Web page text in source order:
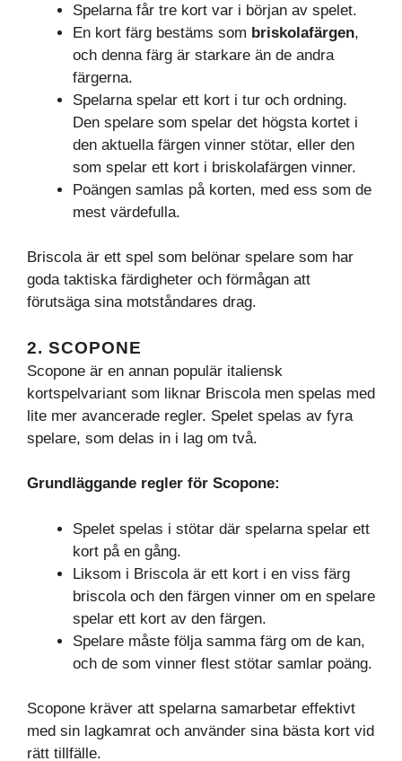
Spelarna får tre kort var i början av spelet.
En kort färg bestäms som briskolafärgen,
och denna färg är starkare än de andra
färgerna.
Spelarna spelar ett kort i tur och ordning.
Den spelare som spelar det högsta kortet i
den aktuella färgen vinner stötar, eller den
som spelar ett kort i briskolafärgen vinner.
Poängen samlas på korten, med ess som de
mest värdefulla.
Briscola är ett spel som belönar spelare som har
goda taktiska färdigheter och förmågan att
förutsäga sina motståndares drag.
2. SCOPONE
Scopone är en annan populär italiensk
kortspelvariant som liknar Briscola men spelas med
lite mer avancerade regler. Spelet spelas av fyra
spelare, som delas in i lag om två.
Grundläggande regler för Scopone:
Spelet spelas i stötar där spelarna spelar ett
kort på en gång.
Liksom i Briscola är ett kort i en viss färg
briscola och den färgen vinner om en spelare
spelar ett kort av den färgen.
Spelare måste följa samma färg om de kan,
och de som vinner flest stötar samlar poäng.
Scopone kräver att spelarna samarbetar effektivt
med sin lagkamrat och använder sina bästa kort vid
rätt tillfälle.